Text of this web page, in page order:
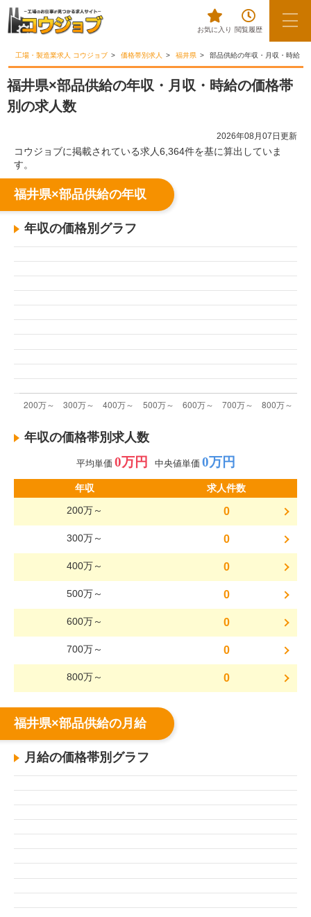
お気に入り 閲覧履歴
工場・製造業求人 コウジョブ 価格帯別求人 福井県 部品供給の年収・月収・時給
福井県×部品供給の年収・月収・時給の価格帯
別の求人数
2026年08月07日更新
コウジョブに掲載されている求人6,364件を基に算出していま
す。
福井県×部品供給の年収
年収の価格別グラフ
年収の価格帯別求人数
平均単価 0万円 中央値単価 0万円
年収
求人件数
200万～
0
300万～ 0
400万～ 0
500万～ 0
600万～ 0
700万～ 0
800万～ 0
福井県×部品供給の月給
月給の価格帯別グラフ